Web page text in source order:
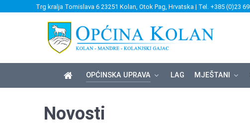
Trg kralja Tomislava 6 23251 Kolan, Otok Pag, Hrvatska | Tel. +385 (0)23
OPĆINSKA UPRAVA LAG MJEŠTANI
Novosti